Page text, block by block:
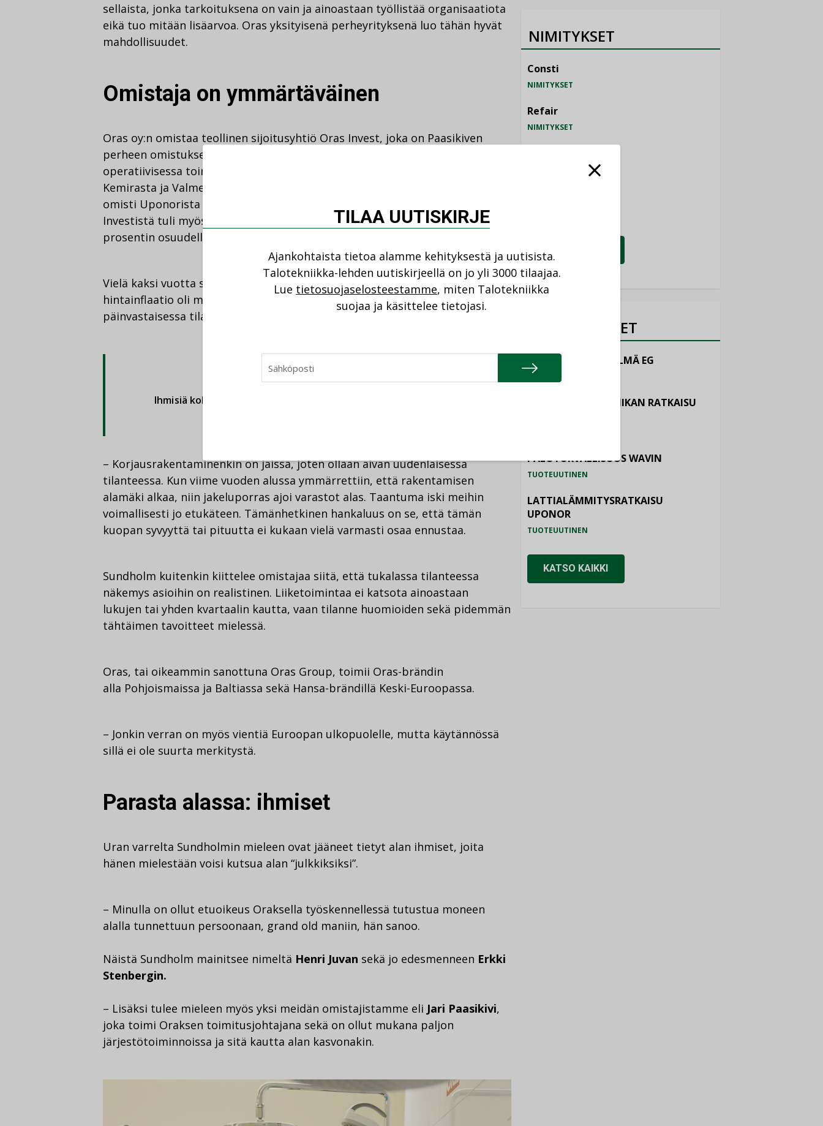
sellaista, jonka tarkoituksena on vain ja ainoastaan työllistää organisaatiota
eikä tuo mitään lisäarvoa. Oras yksityisenä perheyrityksenä luo tähän hyvät
mahdollisuudet.
Omistaja on ymmärtäväinen
Oras oy:n omistaa teollinen sijoitusyhtiö Oras Invest, joka on Paasikiven
perheen omistuksessa. Kukaan omistajista ei ole enää mukana
operatiivisessa toiminnassa. Oras Invest omistaa myös muun muassa
Kemirasta ja Valmetista kaksinumeroiset prosenttiosuudet – lisäksi se
omisti Uponorista neljänneksen. Uponorin yrityskaupan myötä Oras
Investistä tuli myös osaomistaja sveitsiläisestä Georg Fisheristä kolmen
prosentin osuudella.
Vielä kaksi vuotta sitten oli pula raaka-aineista ja tuotteista sekä
hintainflaatio oli merkittävässä roolissa kysynnän ohjaamisessa. Nyt ollaan
päinvastaisessa tilanteessa.
Ihmisiä kohdellaan alalla tasapuolisesti.
– Korjausrakentaminenkin on jäissä, joten ollaan aivan uudenlaisessa
tilanteessa. Kun viime vuoden alussa ymmärrettiin, että rakentamisen
alamäki alkaa, niin jakeluporras ajoi varastot alas. Taantuma iski meihin
voimallisesti jo etukäteen. Tämänhetkinen hankaluus on se, että tämän
kuopan syvyyttä tai pituutta ei kukaan vielä varmasti osaa ennustaa.
Sundholm kuitenkin kiittelee omistajaa siitä, että tukalassa tilanteessa
näkemys asioihin on realistinen. Liiketoimintaa ei katsota ainoastaan
lukujen tai yhden kvartaalin kautta, vaan tilanne huomioiden sekä pidemmän
tähtäimen tavoitteet mielessä.
Oras, tai oikeammin sanottuna Oras Group, toimii Oras-brändin
alla Pohjoismaissa ja Baltiassa sekä Hansa-brändillä Keski-Euroopassa.
– Jonkin verran on myös vientiä Euroopan ulkopuolelle, mutta käytännössä
sillä ei ole suurta merkitystä.
Parasta alassa: ihmiset
Uran varrelta Sundholmin mieleen ovat jääneet tietyt alan ihmiset, joita
hänen mielestään voisi kutsua alan “julkkiksiksi”.
– Minulla on ollut etuoikeus Oraksella työskennellessä tutustua moneen
alalla tunnettuun persoonaan, grand old maniin, hän sanoo.
Näistä Sundholm mainitsee nimeltä Henri Juvan sekä jo edesmenneen Erkki
Stenbergin.
– Lisäksi tulee mieleen myös yksi meidän omistajistamme eli Jari Paasikivi,
joka toimi Oraksen toimitusjohtajana sekä on ollut mukana paljon
järjestötoiminnoissa ja sitä kautta alan kasvonakin.
NIMITYKSET
Consti
NIMITYKSET
Refair
NIMITYKSET
KATSO KAIKKI
TUOTEUUTISET
HALLINTAJÄRJESTELMÄ EG
TUOTEUUTINEN
ILMASTOINTITEKNIIKAN RATKAISU
PALOTURVALLISUUS WAVIN
TUOTEUUTINEN
LATTIALÄMMITYSRATKAISU
UPONOR
TUOTEUUTINEN
KATSO KAIKKI
TILAA UUTISKIRJE
Ajankohtaista tietoa alamme kehityksestä ja uutisista.
Talotekniikka-lehden uutiskirjeellä on jo yli 3000 tilaajaa.
Lue tietosuojaselosteestamme, miten Talotekniikka
suojaa ja käsittelee tietojasi.